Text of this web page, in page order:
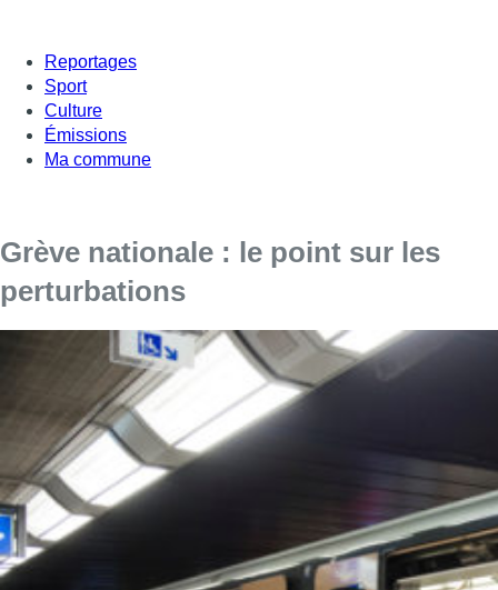
Reportages
Sport
Culture
Émissions
Ma commune
Grève nationale : le point sur les
perturbations